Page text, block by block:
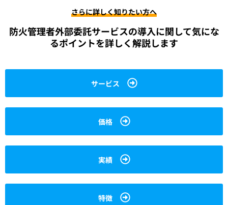
さらに詳しく知りたい方へ
防火管理者外部委託サービスの導入に関して気にな
るポイントを詳しく解説します
サービス
価格
実績
特徴